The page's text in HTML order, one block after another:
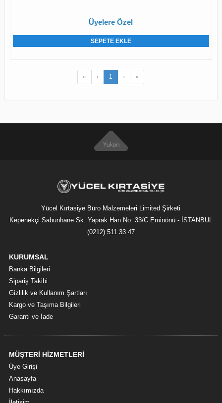
Üyelere Özel
SEPETE EKLE
« ‹ 1 › »
Yücel Kırtasiye Büro Malzemeleri Limited Şirketi
Kepenekçi Sabunhane Sk. Yaprak Han No: 33/C Eminönü - İSTANBUL
(0212) 511 33 47
KURUMSAL
Banka Bilgileri
Sipariş Takibi
Gizlilik ve Kullanım Şartları
Kargo ve Taşıma Bilgileri
Garanti ve İade
MÜŞTERİ HİZMETLERİ
Üye Girişi
Anasayfa
Hakkımızda